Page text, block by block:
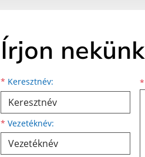
Írjon nekünk
* Keresztnév:
Keresztnév
* Vezetéknév:
Vezetéknév
E-mail cím *